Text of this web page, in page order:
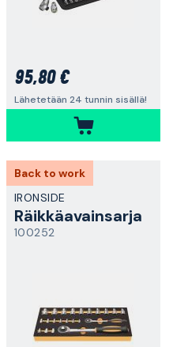
95,80 €
Lähetetään 24 tunnin sisällä!
Back to work
IRONSIDE
Räikkäavainsarja
100252